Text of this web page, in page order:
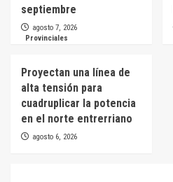
septiembre
agosto 7, 2026
Provinciales
Proyectan una línea de
alta tensión para
cuadruplicar la potencia
en el norte entrerriano
agosto 6, 2026